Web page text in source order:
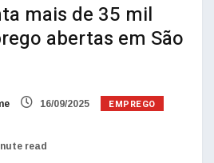
mais de 35 mil
abertas em São
16/09/2025 EMPREGO
read